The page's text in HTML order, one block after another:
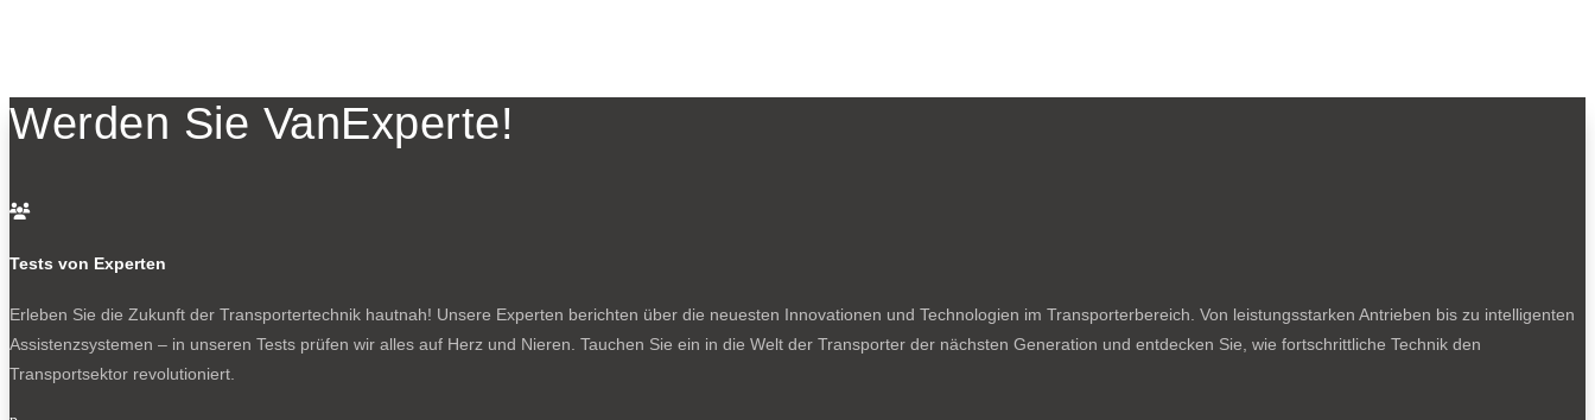
Werden Sie VanExperte!

Tests von Experten
Erleben Sie die Zukunft der Transportertechnik hautnah! Unsere Experten berichten über die neuesten Innovationen und Technologien im Transporterbereich. Von leistungsstarken Antrieben bis zu intelligenten
Assistenzsystemen – in unseren Tests prüfen wir alles auf Herz und Nieren. Tauchen Sie ein in die Welt der Transporter der nächsten Generation und entdecken Sie, wie fortschrittliche Technik den
Transportsektor revolutioniert.